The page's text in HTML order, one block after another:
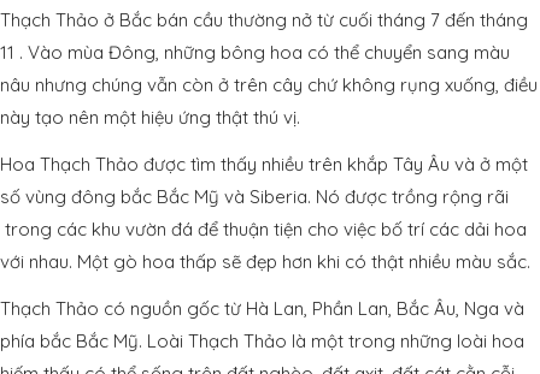
Thạch Thảo ở Bắc bán cầu thường nở từ cuối tháng 7 đến tháng
11 . Vào mùa Đông, những bông hoa có thể chuyển sang màu
nâu nhưng chúng vẫn còn ở trên cây chứ không rụng xuống, điều
này tạo nên một hiệu ứng thật thú vị.
Hoa Thạch Thảo được tìm thấy nhiều trên khắp Tây Âu và ở một
số vùng đông bắc Bắc Mỹ và Siberia. Nó được trồng rộng rãi
trong các khu vườn đá để thuận tiện cho việc bố trí các dải hoa
với nhau. Một gò hoa thấp sẽ đẹp hơn khi có thật nhiều màu sắc.
Thạch Thảo có nguồn gốc từ Hà Lan, Phần Lan, Bắc Âu, Nga và
phía bắc Bắc Mỹ. Loài Thạch Thảo là một trong những loài hoa